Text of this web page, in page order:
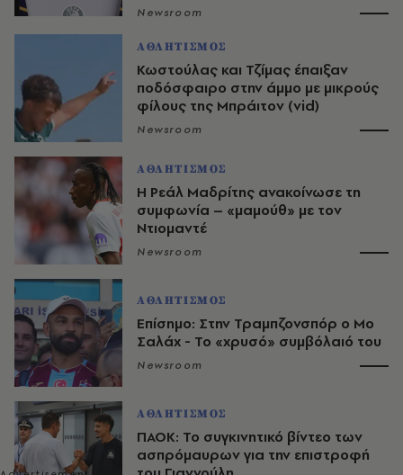
Newsroom
ΑΘΛΗΤΙΣΜΟΣ
Κωστούλας και Τζίμας έπαιξαν
ποδόσφαιρο στην άμμο με μικρούς
φίλους της Μπράιτον (vid)
Newsroom
ΑΘΛΗΤΙΣΜΟΣ
Η Ρεάλ Μαδρίτης ανακοίνωσε τη
συμφωνία – «μαμούθ» με τον
Ντιομαντέ
Newsroom
ΑΘΛΗΤΙΣΜΟΣ
Επίσημο: Στην Τραμπζονσπόρ ο Μο
Σαλάχ - Το «χρυσό» συμβόλαιό του
Newsroom
ΑΘΛΗΤΙΣΜΟΣ
ΠΑΟΚ: Το συγκινητικό βίντεο των
ασπρόμαυρων για την επιστροφή